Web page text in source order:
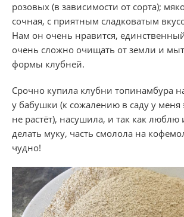
розовых (в зависимости от сорта);
сочная, с приятным сладковатым
Нам он очень нравится,
очень сложно очищать от земли и
формы клубней.
Срочно купила клубни топинамбура
у бабушки (к сожалению в саду у меня
не растёт), насушила, и так как люблю
делать муку, часть смолола на
чудно!